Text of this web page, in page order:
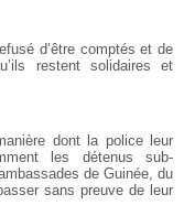
d’être comptés et de
restent solidaires et
dont la police leur
les détenus sub-
de Guinée, du
sans preuve de leur